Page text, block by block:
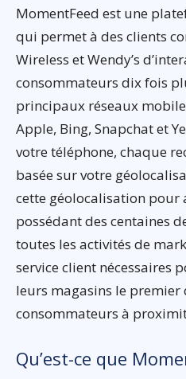
MomentFeed est une
qui permet à des clients
Wireless et Wendy’s
consommateurs dix fois
principaux réseaux
Apple, Bing, Snapchat et
votre téléphone, chaque
basée sur votre
cette géolocalisation pour
possédant des centaines
toutes les activités de
service client nécessaires
leurs magasins le premier
consommateurs à
Qu’est-ce que